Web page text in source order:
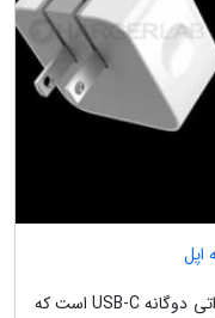
اپل در حال کار بر روی یک آداپتور برق 35 واتی دوگانه USB-C است که